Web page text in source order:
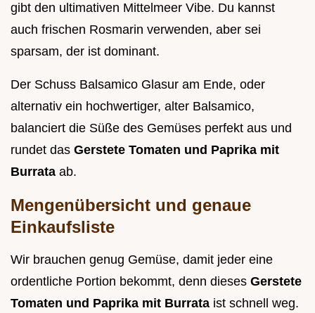
gibt den ultimativen Mittelmeer Vibe. Du kannst
auch frischen Rosmarin verwenden, aber sei
sparsam, der ist dominant.
Der Schuss Balsamico Glasur am Ende, oder
alternativ ein hochwertiger, alter Balsamico,
balanciert die Süße des Gemüses perfekt aus und
rundet das Gerstete Tomaten und Paprika mit
Burrata ab.
Mengenübersicht und genaue
Einkaufsliste
Wir brauchen genug Gemüse, damit jeder eine
ordentliche Portion bekommt, denn dieses Gerstete
Tomaten und Paprika mit Burrata ist schnell weg.